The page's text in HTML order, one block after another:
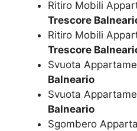
Ritiro Mobili
Trescore
Ritiro Mobili
Trescore
Svuota
Balneario
Svuota
Balneario
Sgombero